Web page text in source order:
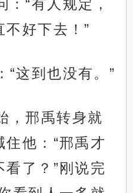
“有人规定，
好下去！”
“这到也没有。”
，邢禹转身就
他：“邢禹才
看了？”刚说完